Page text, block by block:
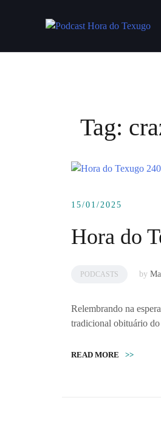
Tag:
15/01/2025
Hora do
PODCASTS by
Relembrando na
tradicional obituário
READ MORE >>